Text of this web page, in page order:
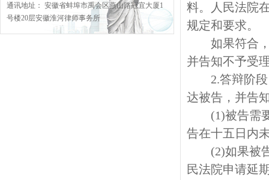
通讯地址： 安徽省蚌埠市禹会区燕山路冠宜大厦1
号楼20层安徽淮河律师事务所
料。人民法院
规定和要求。
如果符合，
并告知不予受
2.答辩阶段
达被告，并告
(1)被告需要
告在十五日内
(2)如果被告
民法院申请延